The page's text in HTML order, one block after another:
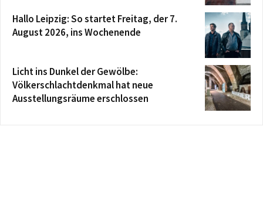
Hallo Leipzig: So startet Freitag, der 7.
August 2026, ins Wochenende
Licht ins Dunkel der Gewölbe:
Völkerschlachtdenkmal hat neue
Ausstellungsräume erschlossen